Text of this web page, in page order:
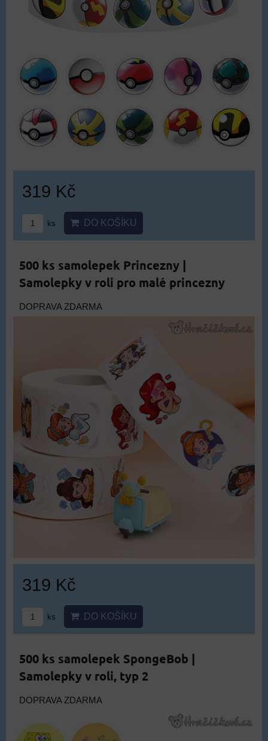
319 Kč
ks DO KOŠÍKU
500 ks samolepek Princezny |
Samolepky v roli pro malé princezny
DOPRAVA ZDARMA
319 Kč
ks DO KOŠÍKU
500 ks samolepek SpongeBob |
Samolepky v roli, typ 2
DOPRAVA ZDARMA